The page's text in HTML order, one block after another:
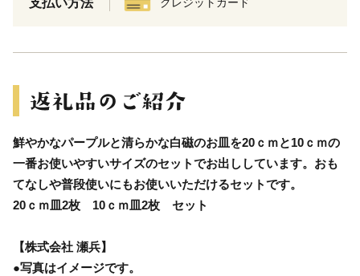
支払い方法 クレジットカード
鮮やかなパープルと清らかな白磁のお皿を20ｃｍと10ｃｍの
一番お使いやすいサイズのセットでお出ししています。おも
てなしや普段使いにもお使いいただけるセットです。
20ｃｍ皿2枚 10ｃｍ皿2枚 セット
【株式会社 瀬兵】
●写真はイメージです。